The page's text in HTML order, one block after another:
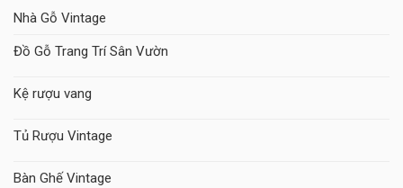
Nhà Gỗ Vintage
Đồ Gỗ Trang Trí Sân Vườn
Kệ rượu vang
Tủ Rượu Vintage
Bàn Ghế Vintage